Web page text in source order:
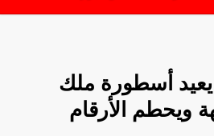
يعيد أسطورة ملك
ويحطم الأرقام